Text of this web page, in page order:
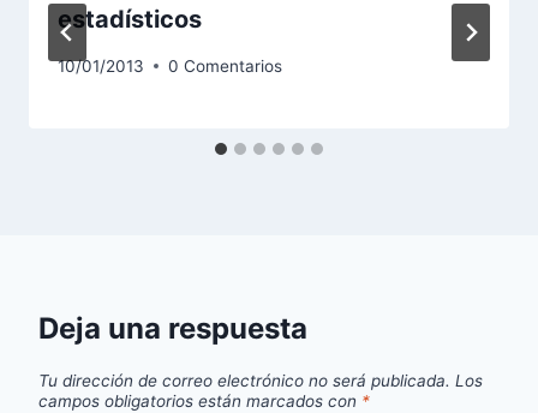
estadísticos
10/01/2013 0 Comentarios
Deja una respuesta
Tu dirección de correo electrónico no será publicada. Los
campos obligatorios están marcados con *